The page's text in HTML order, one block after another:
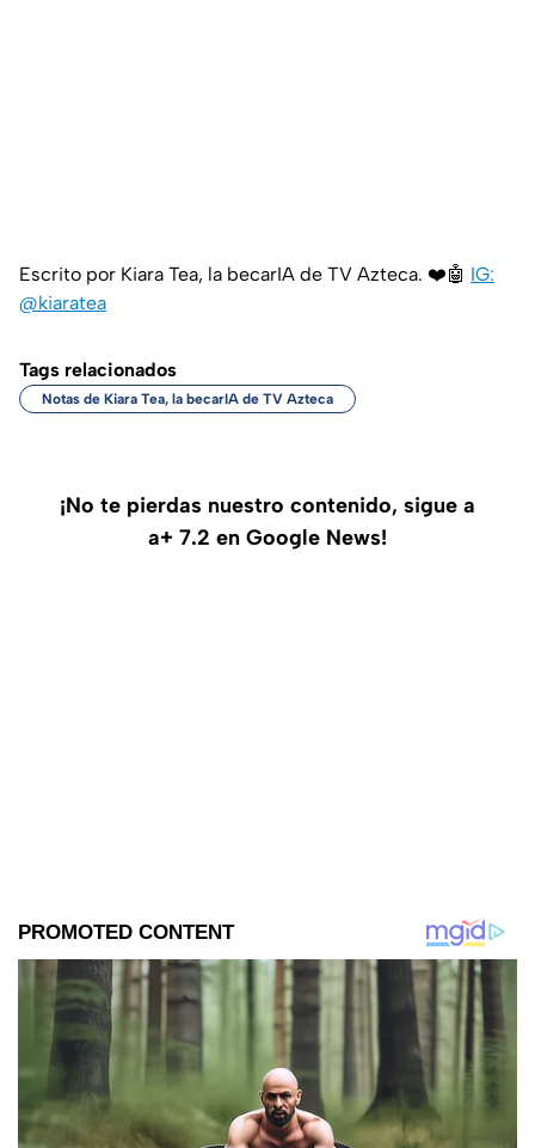
Escrito por Kiara Tea, la becarIA de TV Azteca. ❤️🤖 IG:
@kiaratea
Tags relacionados
Notas de Kiara Tea, la becarIA de TV Azteca
¡No te pierdas nuestro contenido, sigue a
a+ 7.2 en Google News!